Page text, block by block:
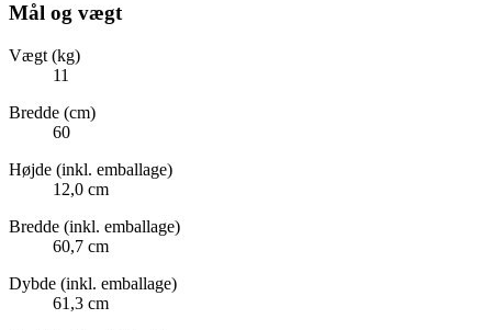
Mål og vægt
Vægt (kg)
11
Bredde (cm)
60
Højde (inkl. emballage)
12,0 cm
Bredde (inkl. emballage)
60,7 cm
Dybde (inkl. emballage)
61,3 cm